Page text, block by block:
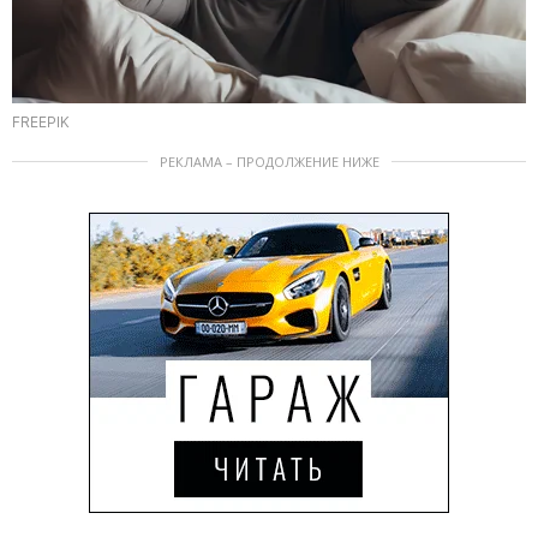
FREEPIK
РЕКЛАМА – ПРОДОЛЖЕНИЕ НИЖЕ